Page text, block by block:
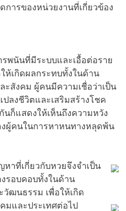
การของหน่วยงานที่เกี่ยวข้อง
พนันที่มีระบบและเอื้อต่อราย
ห้เกิดผลกระทบทั้งในด้าน
ะสังคม ผู้คนมีความเชื่อว่าเป็น
ลงชีวิตและเสริมสร้างโชค
ก็แสดงให้เห็นถึงความหวัง
ผู้คนในการหาหนทางหลุดพ้น
าที่เกี่ยวกับหวยจึงจำเป็น
รอบคอบทั้งในด้าน
วัฒนธรรม เพื่อให้เกิด
มและประเทศต่อไป